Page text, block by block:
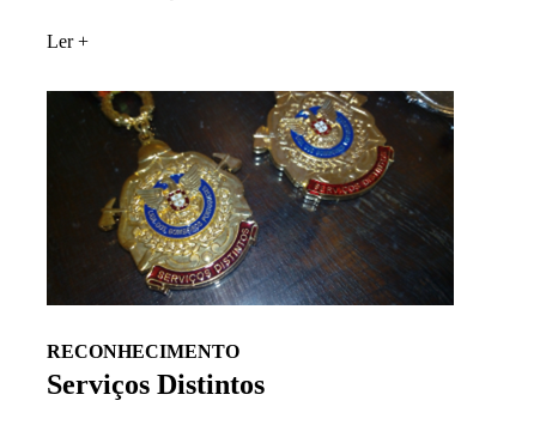
Ler +
RECONHECIMENTO
Serviços Distintos